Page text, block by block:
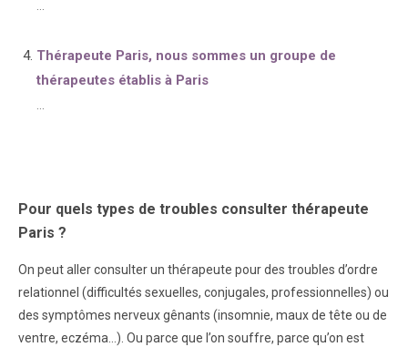
...
Thérapeute Paris, nous sommes un groupe de
thérapeutes établis à Paris
...
Pour quels types de troubles consulter thérapeute
Paris ?
On peut aller consulter un thérapeute pour des troubles d’ordre
relationnel (difficultés sexuelles, conjugales, professionnelles) ou
des symptômes nerveux gênants (insomnie, maux de tête ou de
ventre, eczéma…). Ou parce que l’on souffre, parce qu’on est